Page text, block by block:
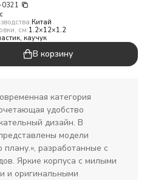
0321
Китай
см:1.2×12×1.2
каучук
В корзину
категория
удобство
дизайн. В
модели
плану.», разработанные с
Яркие корпуса с милыми
и оригинальными